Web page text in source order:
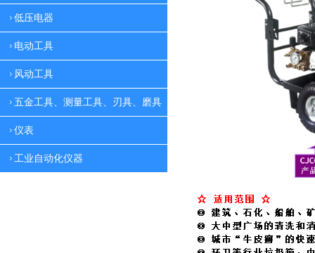
低压电器
电动工具
风动工具
五金工具、测量工具、刃具、磨具
仪表
工业自动化仪器